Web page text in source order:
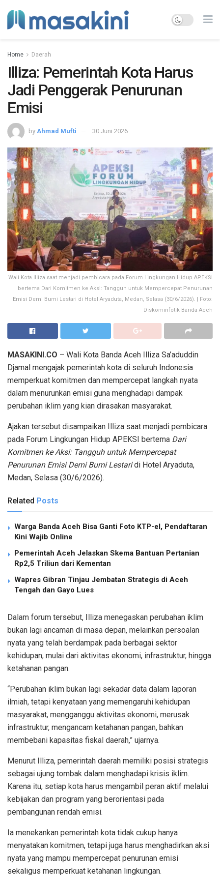
Home Daerah
Illiza: Pemerintah Kota Harus
Jadi Penggerak Penurunan
Emisi
by Ahmad Mufti 30 Juni 2026
Wali Kota Illiza saat menjadi pembicara pada Forum Lingkungan Hidup APEKSI
bertema Dari Komitmen ke Aksi: Tangguh untuk Mempercepat Penurunan
Emisi Demi Bumi Lestari di Hotel Aryaduta, Medan, Selasa (30/6/2026). | Foto:
Diskominfotik Banda Aceh
MASAKINI.CO – Wali Kota Banda Aceh Illiza Sa’aduddin
Djamal mengajak pemerintah kota di seluruh Indonesia
memperkuat komitmen dan mempercepat langkah nyata
dalam menurunkan emisi guna menghadapi dampak
perubahan iklim yang kian dirasakan masyarakat.
Ajakan tersebut disampaikan Illiza saat menjadi pembicara
pada Forum Lingkungan Hidup APEKSI bertema Dari
Komitmen ke Aksi: Tangguh untuk Mempercepat
Penurunan Emisi Demi Bumi Lestaridi Hotel Aryaduta,
Medan, Selasa (30/6/2026).
Related Posts
Warga Banda Aceh Bisa Ganti Foto KTP-el, Pendaftaran
Kini Wajib Online
Pemerintah Aceh Jelaskan Skema Bantuan Pertanian
Rp2,5 Triliun dari Kementan
Wapres Gibran Tinjau Jembatan Strategis di Aceh
Tengah dan Gayo Lues
Dalam forum tersebut, Illiza menegaskan perubahan iklim
bukan lagi ancaman di masa depan, melainkan persoalan
nyata yang telah berdampak pada berbagai sektor
kehidupan, mulai dari aktivitas ekonomi, infrastruktur, hingga
ketahanan pangan.
“Perubahan iklim bukan lagi sekadar data dalam laporan
ilmiah, tetapi kenyataan yang memengaruhi kehidupan
masyarakat, mengganggu aktivitas ekonomi, merusak
infrastruktur, mengancam ketahanan pangan, bahkan
membebani kapasitas fiskal daerah,” ujarnya.
Menurut Illiza, pemerintah daerah memiliki posisi strategis
sebagai ujung tombak dalam menghadapi krisis iklim.
Karena itu, setiap kota harus mengambil peran aktif melalui
kebijakan dan program yang berorientasi pada
pembangunan rendah emisi.
Ia menekankan pemerintah kota tidak cukup hanya
menyatakan komitmen, tetapi juga harus menghadirkan aksi
nyata yang mampu mempercepat penurunan emisi
sekaligus memperkuat ketahanan lingkungan.